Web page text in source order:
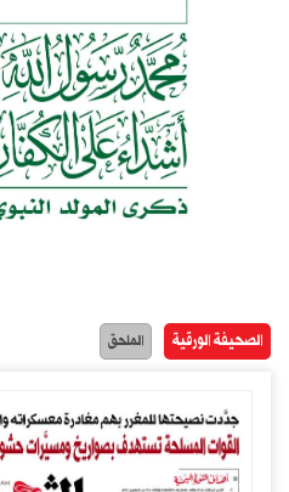
الصحيفة الورقية الملحق